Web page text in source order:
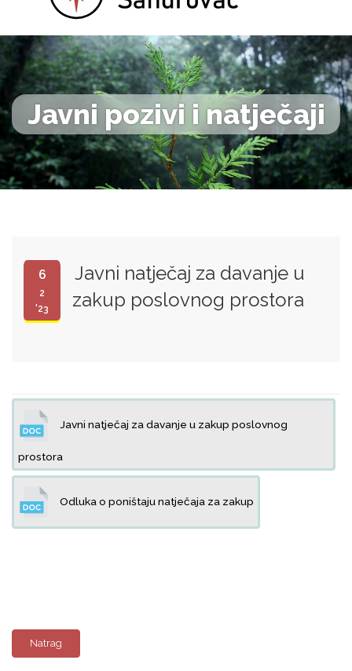
Javni pozivi i natječaji
6
2
'23
Javni natječaj za davanje u
zakup poslovnog prostora
Javni natječaj za davanje u zakup poslovnog
prostora
Odluka o poništaju natječaja za zakup
Natrag